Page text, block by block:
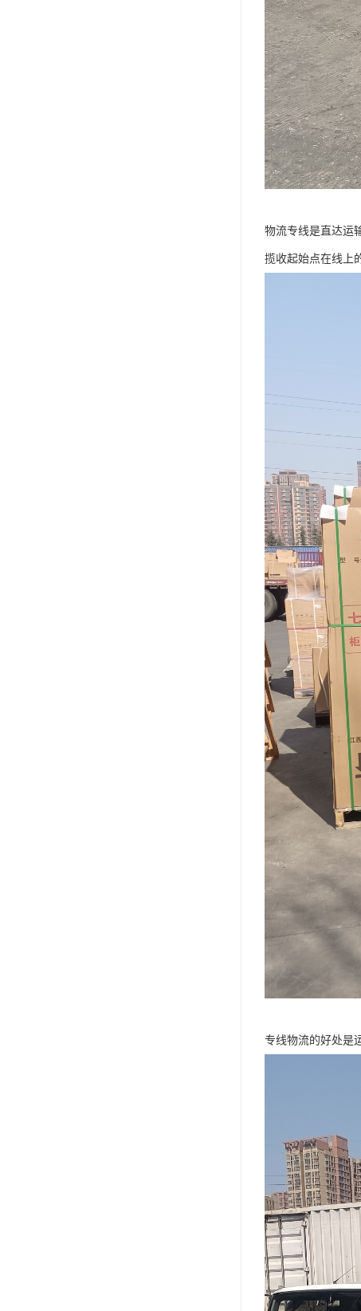
物流专线是直达运
揽收起始点在线上
专线物流的好处是